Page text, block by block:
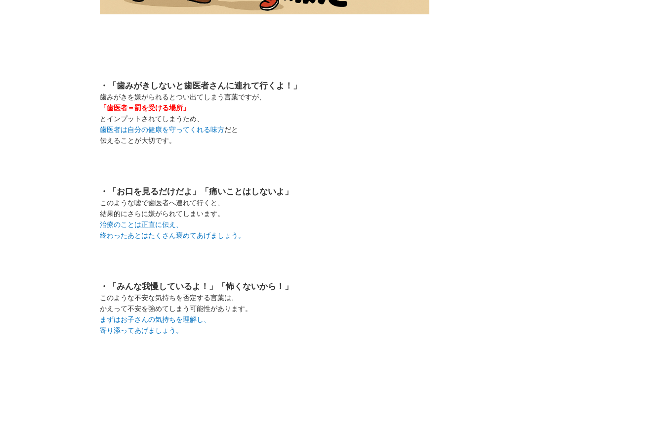
・「歯みがきしないと歯医者さんに連れて行くよ！」
歯みがきを嫌がられるとつい出てしまう言葉ですが、
「歯医者＝罰を受ける場所」
とインプットされてしまうため、
歯医者は自分の健康を守ってくれる味方だと
伝えることが大切です。
・「お口を見るだけだよ」「痛いことはしないよ」
このような嘘で歯医者へ連れて行くと、
結果的にさらに嫌がられてしまいます。
治療のことは正直に伝え、
終わったあとはたくさん褒めてあげましょう。
・「みんな我慢しているよ！」「怖くないから！」
このような不安な気持ちを否定する言葉は、
かえって不安を強めてしまう可能性があります。
まずはお子さんの気持ちを理解し、
寄り添ってあげましょう。